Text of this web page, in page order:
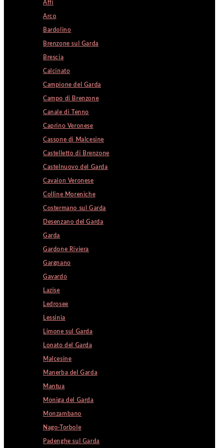
Affi
Arco
Bardolino
Brenzone sul Garda
Brescia
Calcinato
Campione del Garda
Campo di Brenzone
Canale di Tenno
Caprino Veronese
Cassone di Malcesine
Castelletto di Brenzone
Castelnuovo del Garda
Cavaion Veronese
Colline Moreniche
Costermano sul Garda
Desenzano del Garda
Garda
Gardone Riviera
Gargnano
Gavardo
Lazise
Ledrosee
Lessinia
Limone sul Garda
Lonato del Garda
Malcesine
Manerba del Garda
Mantua
Moniga del Garda
Monzambano
Nago-Torbole
Padenghe sul Garda